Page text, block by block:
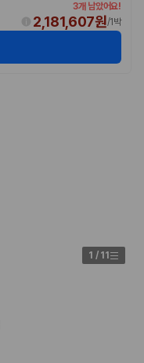
3개 남았어요!
2,181,607원/1박
1 / 11